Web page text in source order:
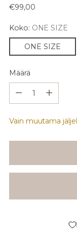
Normaali
€99,00
Koko: ONE SIZE
ONE SIZE
Määrä
Vain muutama